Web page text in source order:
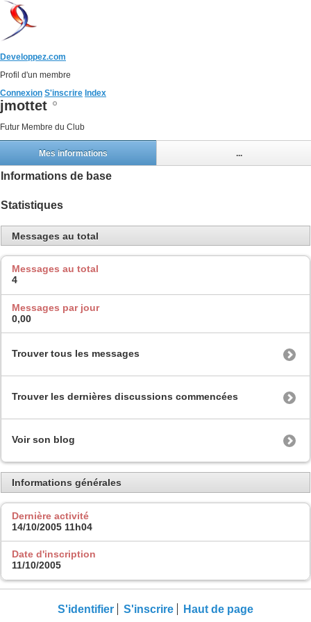
Developpez.com
Profil d'un membre
Connexion S'inscrire Index
jmottet
Futur Membre du Club
Mes informations ...
Informations de base
Statistiques
Messages au total
Messages au total
4
Messages par jour
0,00
Trouver tous les messages
Trouver les dernières discussions commencées
Voir son blog
Informations générales
Dernière activité
14/10/2005 11h04
Date d'inscription
11/10/2005
S'identifier S'inscrire Haut de page